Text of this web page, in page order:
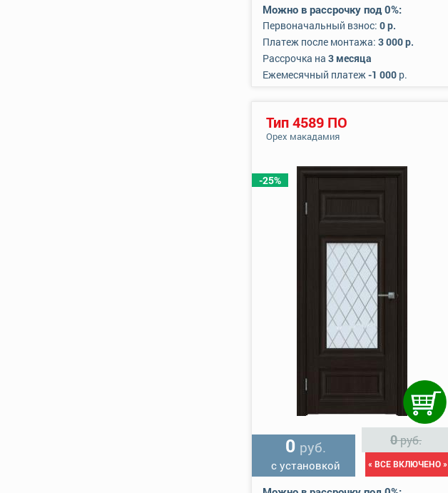
Можно в рассрочку под 0%:
Первоначальный взнос: 0 р.
Платеж после монтажа: 3 000 р.
Рассрочка на 3 месяца
Ежемесячный платеж-1 000 р.
-25%
Тип 4589 ПО
Орех макадамия
0 руб.
с установкой
0руб.
« ВСЕ ВКЛЮЧЕНО »